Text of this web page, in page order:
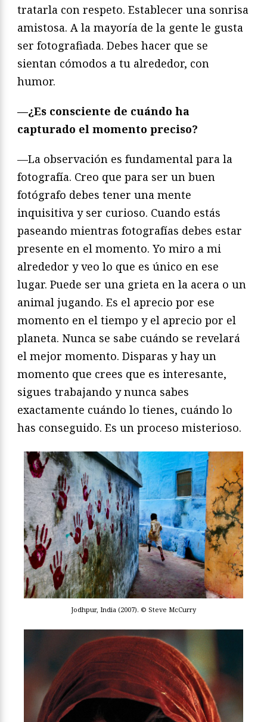
tratarla con respeto. Establecer una sonrisa
amistosa. A la mayoría de la gente le gusta
ser fotografiada. Debes hacer que se
sientan cómodos a tu alrededor, con
humor.
—¿Es consciente de cuándo ha
capturado el momento preciso?
—La observación es fundamental para la
fotografía. Creo que para ser un buen
fotógrafo debes tener una mente
inquisitiva y ser curioso. Cuando estás
paseando mientras fotografías debes estar
presente en el momento. Yo miro a mi
alrededor y veo lo que es único en ese
lugar. Puede ser una grieta en la acera o un
animal jugando. Es el aprecio por ese
momento en el tiempo y el aprecio por el
planeta. Nunca se sabe cuándo se revelará
el mejor momento. Disparas y hay un
momento que crees que es interesante,
sigues trabajando y nunca sabes
exactamente cuándo lo tienes, cuándo lo
has conseguido. Es un proceso misterioso.
Jodhpur, India (2007). © Steve McCurry